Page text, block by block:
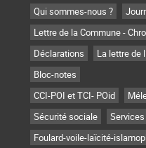
Qui sommes-nous ?
Lettre de la Commune -
Déclarations
La lettre de
Bloc-notes
CCI-POI et TCI- POid
Sécurité sociale
Foulard-voile-laïcité-